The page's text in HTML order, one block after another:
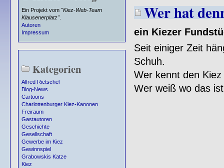
Ein Projekt vom "Kiez-Web-Team
Klausenerplatz".
Autoren
Impressum
Kategorien
Alfred Rietschel
Blog-News
Cartoons
Charlottenburger Kiez-Kanonen
Freiraum
Gastautoren
Geschichte
Gesellschaft
Gewerbe im Kiez
Gewinnspiel
Grabowskis Katze
Kiez
Wer hat
ein Kiezer
Seit einiger Zeit
Schuh.
Wer kennt den
Wer weiß wo das